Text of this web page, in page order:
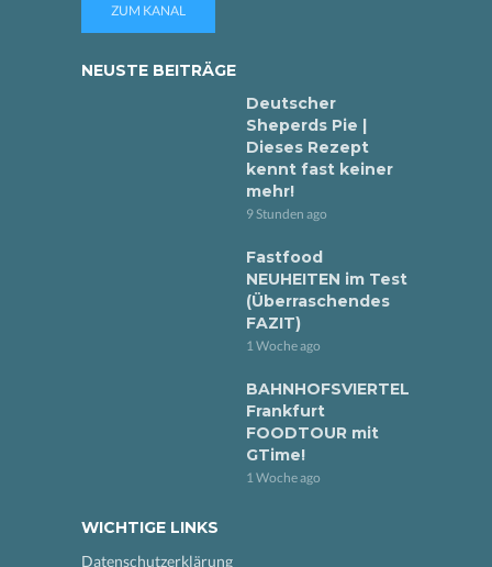
ZUM KANAL
NEUSTE BEITRÄGE
Deutscher
Sheperds Pie |
Dieses Rezept
kennt fast keiner
mehr!
9 Stunden ago
Fastfood
NEUHEITEN im Test
(Überraschendes
FAZIT)
1 Woche ago
BAHNHOFSVIERTEL
Frankfurt
FOODTOUR mit
GTime!
1 Woche ago
WICHTIGE LINKS
Datenschutzerklärung